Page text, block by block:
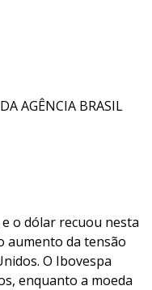
AGÊNCIA BRASIL
o dólar recuou nesta
aumento da tensão
O Ibovespa
enquanto a moeda